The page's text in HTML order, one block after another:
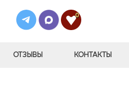
0
ОТЗЫВЫ КОНТАКТЫ